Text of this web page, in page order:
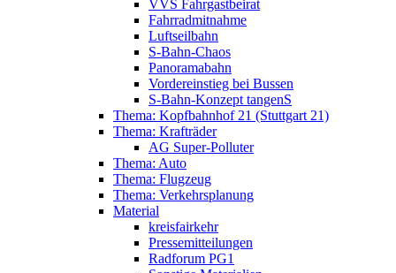
VVS Fahrgastbeirat
Fahrradmitnahme
Luftseilbahn
S-Bahn-Chaos
Panoramabahn
Vordereinstieg bei Bussen
S-Bahn-Konzept tangenS
Thema: Kopfbahnhof 21 (Stuttgart 21)
Thema: Krafträder
AG Super-Polluter
Thema: Auto
Thema: Flugzeug
Thema: Verkehrsplanung
Material
kreisfairkehr
Pressemitteilungen
Radforum PG1